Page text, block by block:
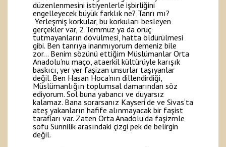
düzenlenmesini istiyenlerle işbirliğini
engelleyecek büyük farklık ne? Tanrı mı?
Yerleşmiş korkular, bu korkuları besleyen
gerçekler var, 2 Temmuz ya da oruç
tutmayanların dövülmesi, hatta öldürülmesi
gibi. Ben tanrıya inanmıyorum demeniz bile
zor… Benim sözünü ettiğim Müslümanlar Orta
Anadolu’nu maço, ataerkil kültürüyle karışık
baskıcı, yer yer faşizan unsurlar taşıyanlar
değil. Ben Hasan Hoca’nın dillendirdiği,
Müslümanlığın toplumsal damarından söz
ediyorum. Sol buna yabancı ve duyarsız
kalamaz. Bana sorarsanız Kayseri’de ve Sivas’ta
ateş yakanların hafife alınmayacak bir faşist
tarafları var. Zaten Orta Anadolu’da faşizmle
sofu Sünnilik arasındaki çizgi pek de belirgin
değil.